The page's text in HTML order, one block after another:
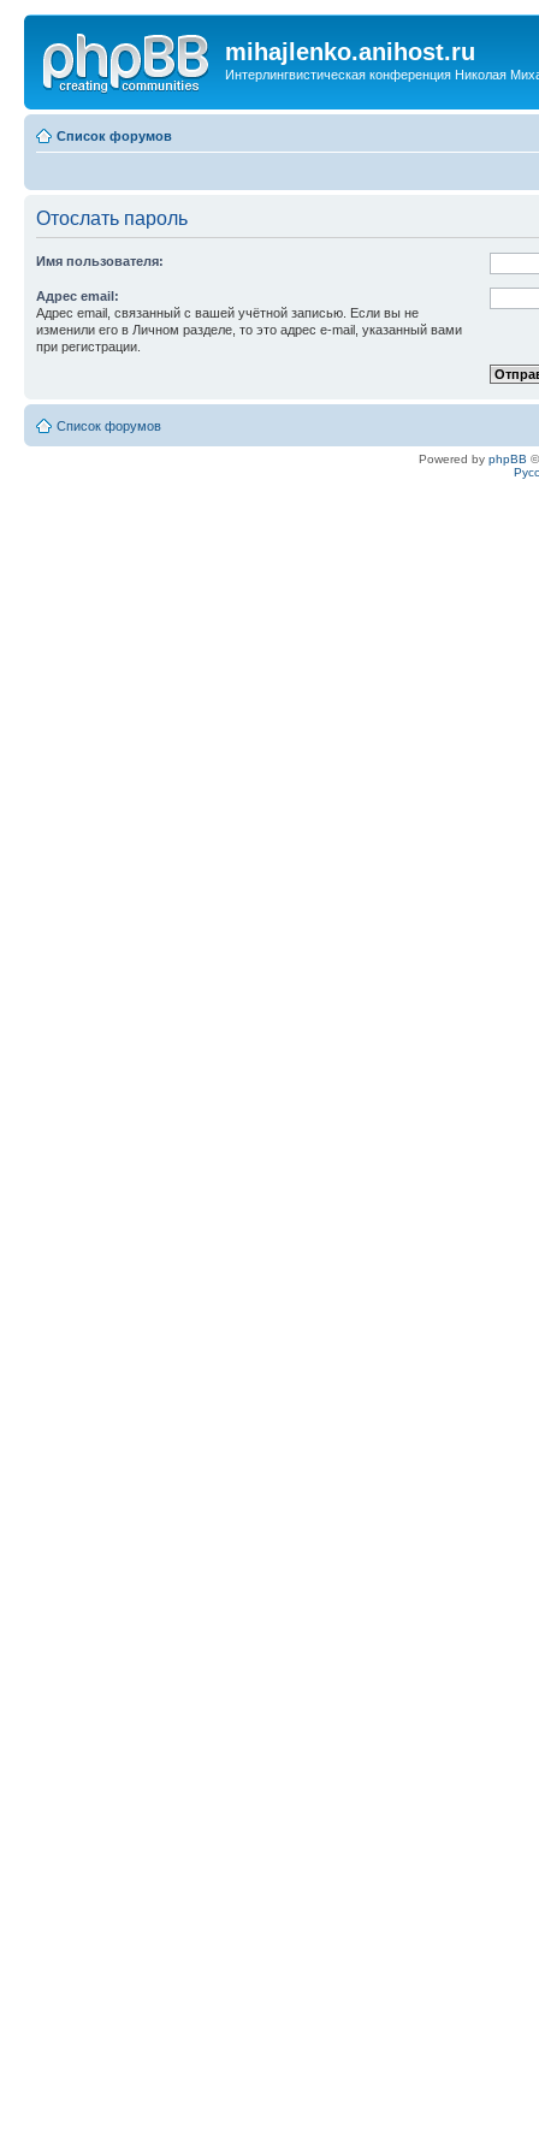
mihajlenko.anihost.ru
Интерлингвистическая конференция Николая
Список форумов
Отослать пароль
Имя пользователя:
Адрес email:
Адрес email, связанный с вашей учётной записью. Если вы не
изменили его в Личном разделе, то это адрес e-mail, указанный вами
при регистрации.
Список форумов
Powered by phpBB